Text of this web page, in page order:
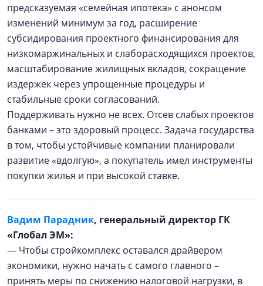
предсказуемая «семейная ипотека» с анонсом
изменений минимум за год, расширение
субсидирования проектного финансирования для
низкомаржинальных и слаборасходящихся проектов,
масштабирование жилищных вкладов, сокращение
издержек через упрощенные процедуры и
стабильные сроки согласований.
Поддерживать нужно не всех. Отсев слабых проектов
банками – это здоровый процесс. Задача государства
в том, чтобы устойчивые компании планировали
развитие «вдолгую», а покупатель имел инструменты
покупки жилья и при высокой ставке.
Вадим Парадник, генеральный директор ГК
«Глобал ЭМ»:
— Чтобы стройкомплекс оставался драйвером
экономики, нужно начать с самого главного –
принять меры по снижению налоговой нагрузки, в